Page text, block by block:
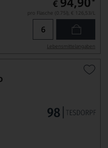
€
pro Flasche (0.75l), € 126,53/L
Lebensmittel­angaben